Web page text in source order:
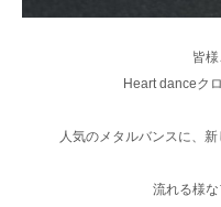
皆
Heart danceク
人気のメタルバンスに、
流れる様